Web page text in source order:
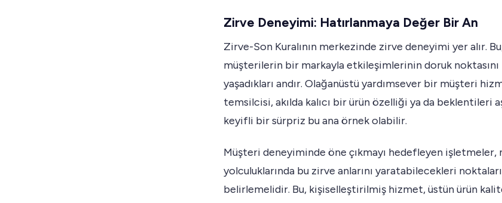
Zirve Deneyimi: Hatırlanmaya Değer Bir An
Zirve-Son Kuralının merkezinde zirve deneyimi yer alır.
müşterilerin bir markayla etkileşimlerinin doruk noktasını
yaşadıkları andır. Olağanüstü yardımsever bir müşteri
temsilcisi, akılda kalıcı bir ürün özelliği ya da beklentileri
keyifli bir sürpriz bu ana örnek olabilir.
Müşteri deneyiminde öne çıkmayı hedefleyen işletmeler,
yolculuklarında bu zirve anlarını yaratabilecekleri noktaları
belirlemelidir. Bu, kişiselleştirilmiş hizmet, üstün ürün